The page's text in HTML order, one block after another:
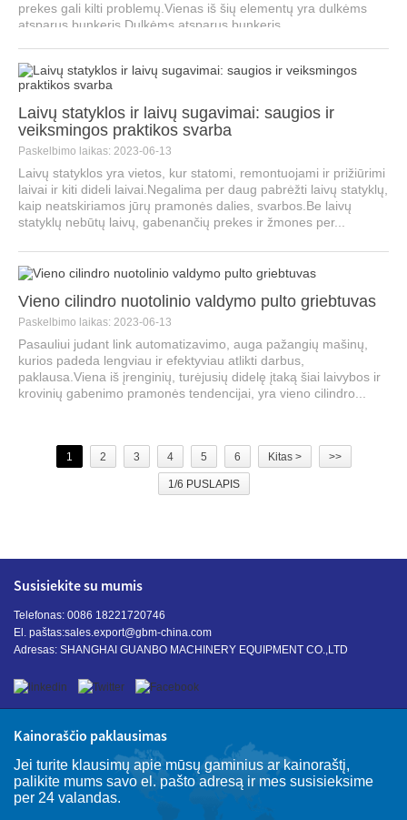
prekes gali kilti problemų.Vienas iš šių elementų yra dulkėms
atsparus bunkeris.Dulkėms atsparus bunkeris...
Laivų statyklos ir laivų sugavimai: saugios ir
veiksmingos praktikos svarba
Paskelbimo laikas: 2023-06-13
Laivų statyklos yra vietos, kur statomi, remontuojami ir prižiūrimi
laivai ir kiti dideli laivai.Negalima per daug pabrėžti laivų statyklų,
kaip neatskiriamos jūrų pramonės dalies, svarbos.Be laivų
statyklų nebūtų laivų, gabenančių prekes ir žmones per...
Vieno cilindro nuotolinio valdymo pulto griebtuvas
Paskelbimo laikas: 2023-06-13
Pasauliui judant link automatizavimo, auga pažangių mašinų,
kurios padeda lengviau ir efektyviau atlikti darbus,
paklausa.Viena iš įrenginių, turėjusių didelę įtaką šiai laivybos ir
krovinių gabenimo pramonės tendencijai, yra vieno cilindro...
1 2 3 4 5 6 Kitas > >>
1/6 PUSLAPIS
Susisiekite su mumis
Telefonas: 0086 18221720746
El. paštas:sales.export@gbm-china.com
Adresas: SHANGHAI GUANBO MACHINERY EQUIPMENT CO.,LTD
Kainoraščio paklausimas
Jei turite klausimų apie mūsų gaminius ar kainoraštį,
palikite mums savo el. pašto adresą ir mes susisieksime
per 24 valandas.